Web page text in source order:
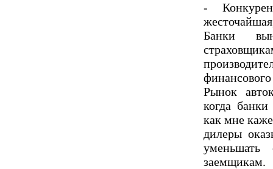
-
Банки
Рынок
когда
как мне
дилеры
уменьшать
заемщикам.